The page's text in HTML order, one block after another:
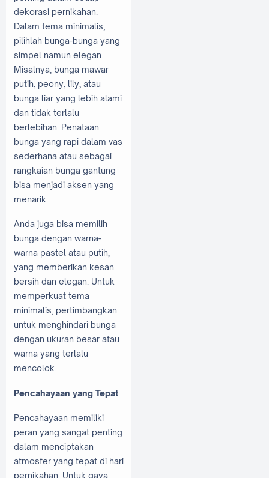
dekorasi pernikahan.
Dalam tema minimalis,
pilihlah bunga-bunga yang
simpel namun elegan.
Misalnya, bunga mawar
putih, peony, lily, atau
bunga liar yang lebih alami
dan tidak terlalu
berlebihan. Penataan
bunga yang rapi dalam vas
sederhana atau sebagai
rangkaian bunga gantung
bisa menjadi aksen yang
menarik.
Anda juga bisa memilih
bunga dengan warna-
warna pastel atau putih,
yang memberikan kesan
bersih dan elegan. Untuk
memperkuat tema
minimalis, pertimbangkan
untuk menghindari bunga
dengan ukuran besar atau
warna yang terlalu
mencolok.
Pencahayaan yang Tepat
Pencahayaan memiliki
peran yang sangat penting
dalam menciptakan
atmosfer yang tepat di hari
pernikahan. Untuk gaya